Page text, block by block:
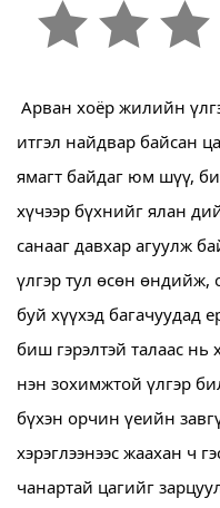
Арван хоёр жилийн
итгэл найдвар байсан
ямагт байдаг юм шүү,
хүчээр бүхнийг ялан
санааг давхар агуулж
үлгэр тул өсөн
буй хүүхэд багачуудад
биш гэрэлтэй талаас
нэн зохимжтой үлгэр
бүхэн орчин үеийн
хэрэглээнээс жаахан ч
чанартай цагийг